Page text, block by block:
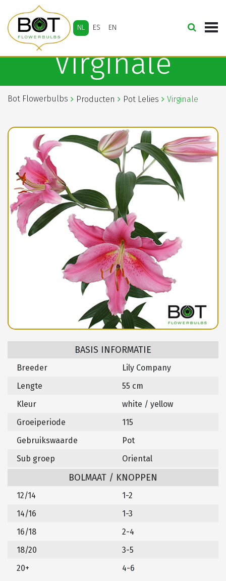
NL ES EN
Virginale
Bot Flowerbulbs Producten Pot Lelies Virginale
BASIS INFORMATIE
Breeder
Lily Company
Lengte
55 cm
Kleur
white / yellow
Groeiperiode
115
Gebruikswaarde
Pot
Sub groep
Oriental
BOLMAAT / KNOPPEN
12/14
1-2
14/16
1-3
16/18
2-4
18/20
3-5
20+
4-6